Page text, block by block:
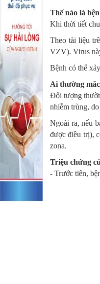
Thế nào là
Khi thời tiết
Theo tài liệu
VZV). Virus
Bệnh có thể
Ai thường
Đối tượng
nhiễm trùng,
Ngoài ra, nếu
được điều trị),
zona.
Triệu chứng
- Trước tiên,